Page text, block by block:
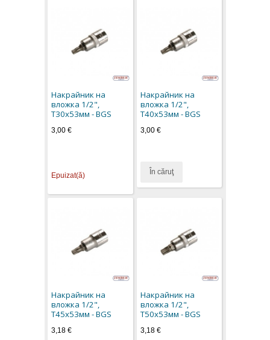
Накрайник на
вложка 1/2",
Т30х53мм - BGS
3,00 €
Epuizat(ă)
Накрайник на
вложка 1/2",
Т40х53мм - BGS
3,00 €
În căruţ
Накрайник на
вложка 1/2",
Т45х53мм - BGS
3,18 €
Накрайник на
вложка 1/2",
Т50х53мм - BGS
3,18 €